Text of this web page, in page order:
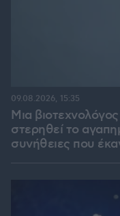
Μια
στερηθεί το
συνήθειες που
09.08.2026, 15:35